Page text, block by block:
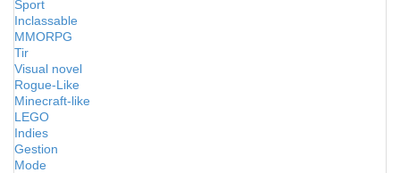
Sport
Inclassable
MMORPG
Tir
Visual novel
Rogue-Like
Minecraft-like
LEGO
Indies
Gestion
Mode